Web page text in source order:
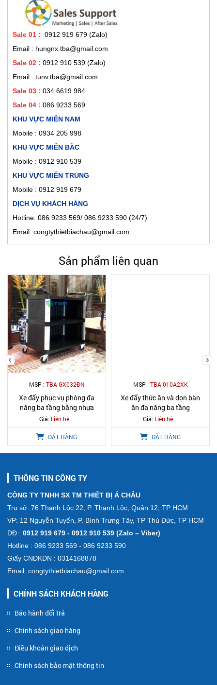
Sale 01 : 0912 919 679 (Zalo)
Email : hungnx.tba@gmail.com
Sale 02 : 0912 910 539 (Zalo)
Email : tunv.tba@gmail.com
Sale 03 : 034 6619 984
Sale 04 : 086 9233 569
KHU VỰC MIỀN NAM
Mobile : 0934 205 998
KHU VỰC MIỀN BẮC
Mobile : 0912 910 539
KHU VỰC MIỀN TRUNG
Mobile : 0912 919 679
DỊCH VỤ KHÁCH HÀNG
Hotline: 086 9233 569/ 086 9233 590 (24/7)
Email: congtythietbiachau@gmail.com
Sản phẩm liên quan
MSP :TBA-GX032ĐN
Xe đẩy phục vụ phòng đa
năng ba tầng bằng nhựa
Giá: Liên hệ
ĐẶT HÀNG
MSP :TBA-010A2XK
Xe đẩy thức ăn và dọn bàn
ăn đa năng ba tầng
Giá: Liên hệ
ĐẶT HÀNG
THÔNG TIN CÔNG TY
CÔNG TY TNHH SX TM THIẾT BỊ Á CHÂU
Trụ sở: 76 Thạnh Lộc 22, P. Thạnh Lộc, Quận 12, TP HCM
VP: 12 Nguyễn Tuyển, P. Bình Trưng Tây, TP Thủ Đức, TP HCM
DĐ : 0912 919 679 - 0912 910 539 (Zalo – Viber)
Hotline : 086 9233 569 - 086 9233 590
Giấy CNĐKDN : 0314168878
Email: congtythietbiachau@gmail.com
CHÍNH SÁCH KHÁCH HÀNG
Bảo hành đổi trả
Chính sách giao hàng
Điều khoản giao dịch
Chính sách bảo mật thông tin